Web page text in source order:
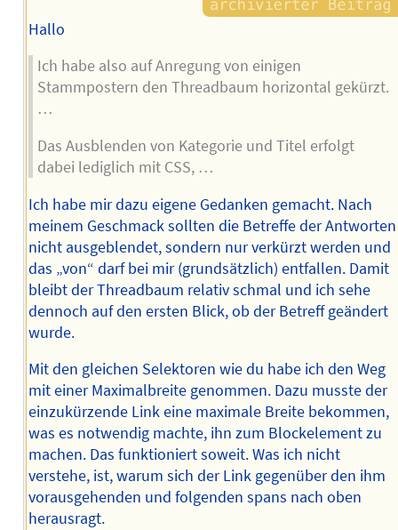
Hallo
Ich habe also auf Anregung von einigen
Stammpostern den Threadbaum horizontal gekürzt.
…
Das Ausblenden von Kategorie und Titel erfolgt
dabei lediglich mit CSS, …
Ich habe mir dazu eigene Gedanken gemacht. Nach
meinem Geschmack sollten die Betreffe der Antworten
nicht ausgeblendet, sondern nur verkürzt werden und
das „von“ darf bei mir (grundsätzlich) entfallen. Damit
bleibt der Threadbaum relativ schmal und ich sehe
dennoch auf den ersten Blick, ob der Betreff geändert
wurde.
Mit den gleichen Selektoren wie du habe ich den Weg
mit einer Maximalbreite genommen. Dazu musste der
einzukürzende Link eine maximale Breite bekommen,
was es notwendig machte, ihn zum Blockelement zu
machen. Das funktioniert soweit. Was ich nicht
verstehe, ist, warum sich der Link gegenüber den ihm
vorausgehenden und folgenden spans nach oben
herausragt.